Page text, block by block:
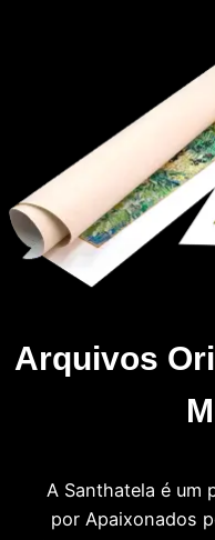
Arquivos
A Santhatela é um
por Apaixonados